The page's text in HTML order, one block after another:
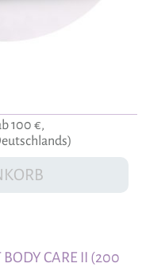
100 €,
BODY CARE II (200